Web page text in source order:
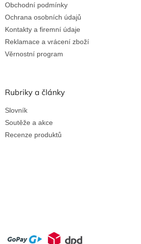
Obchodní podmínky
Ochrana osobních údajů
Kontakty a firemní údaje
Reklamace a vrácení zboží
Věrnostní program
Rubriky a články
Slovník
Soutěže a akce
Recenze produktů